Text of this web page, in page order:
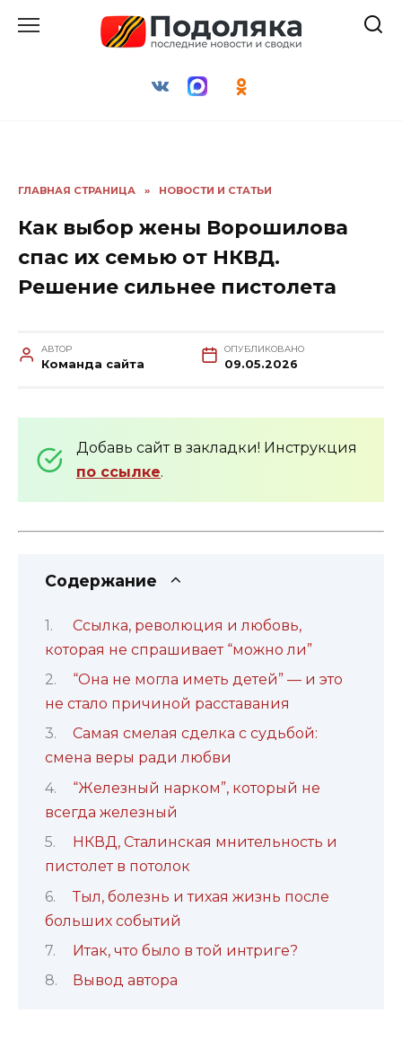
ГЛАВНАЯ СТРАНИЦА » НОВОСТИ И СТАТЬИ
Как выбор жены Ворошилова
спас их семью от НКВД.
Решение сильнее пистолета
АВТОР
Команда сайта
ОПУБЛИКОВАНО
09.05.2026
Добавь сайт в закладки! Инструкция
по ссылке.
Содержание
Ссылка, революция и любовь,
которая не спрашивает “можно ли”
“Она не могла иметь детей” — и это
не стало причиной расставания
Самая смелая сделка с судьбой:
смена веры ради любви
“Железный нарком”, который не
всегда железный
НКВД, Сталинская мнительность и
пистолет в потолок
Тыл, болезнь и тихая жизнь после
больших событий
Итак, что было в той интриге?
Вывод автора